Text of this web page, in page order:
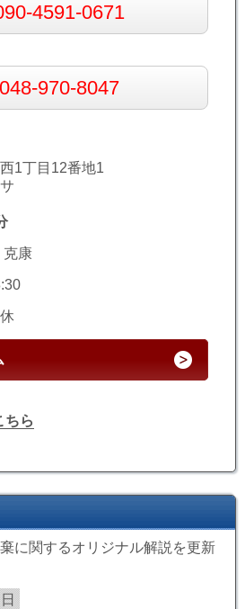
4591-0671
048-970-8047
1丁目12番地1
克康
ちら
に関するオリジナル解説を更新